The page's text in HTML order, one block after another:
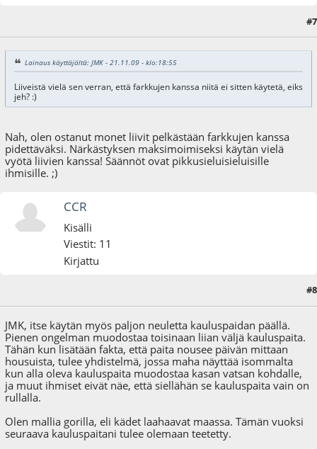
#7
Lainaus käyttäjältä: JMK - 21.11.09 - klo:18:55
Liiveistä vielä sen verran, että farkkujen kanssa niitä ei sitten käytetä, eiks
jeh? :)
Nah, olen ostanut monet liivit pelkästään farkkujen kanssa
pidettäväksi. Närkästyksen maksimoimiseksi käytän vielä
vyötä liivien kanssa! Säännöt ovat pikkusieluisieluisille
ihmisille. ;)
CCR
Kisälli
Viestit: 11
Kirjattu
#8
JMK, itse käytän myös paljon neuletta kauluspaidan päällä.
Pienen ongelman muodostaa toisinaan liian väljä kauluspaita.
Tähän kun lisätään fakta, että paita nousee päivän mittaan
housuista, tulee yhdistelmä, jossa maha näyttää isommalta
kun alla oleva kauluspaita muodostaa kasan vatsan kohdalle,
ja muut ihmiset eivät näe, että siellähän se kauluspaita vain on
rullalla.
Olen mallia gorilla, eli kädet laahaavat maassa. Tämän vuoksi
seuraava kauluspaitani tulee olemaan teetetty.